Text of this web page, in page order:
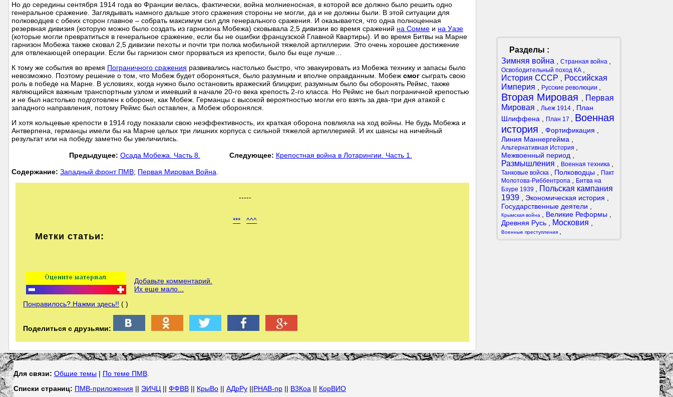
Но до середины сентября 1914 года во Франции велась, фактически, война молниеносная, в которой все должно было решить одно
генеральное сражение. Заглядывать намного дальше этого сражения стороны не могли, да и не должны были. В этой ситуации для
полководцев с обеих сторон главное – собрать максимум сил для генерального сражения. И оказывается, что одна полноценная
резервная дивизия (которую можно было создать из гарнизона Мобежа) сковывала 2,5 дивизии во время сражений на Сомме и на Уазе
(которые могли превратиться в генеральное сражение, если бы не ошибки французской Главной Квартиры). И во время Битвы на Марне
гарнизон Мобежа также сковал 2,5 дивизии пехоты и почти три полка мобильной тяжелой артиллерии. Это очень хорошее достижение
для отвлекающей операции. Если бы гарнизон смог прорваться из крепости, было бы еще лучше…
К тому же события во время Пограничного сражения развивались настолько быстро, что эвакуировать из Мобежа технику и запасы было
невозможно. Поэтому решение о том, что Мобеж будет обороняться, было разумным и вполне оправданным. Мобежсмог сыграть свою
роль в победе на Марне. В условиях, когда нужно было остановить вражеский блицкриг, разумным было бы оборонять Реймс, также
являющийся важным транспортным узлом и имевший в начале 20-го века крепость 2-го класса. Но Реймс не был пограничной крепостью
и не был настолько подготовлен к обороне, как Мобеж. Германцы с высокой вероятностью могли его взять за два-три дня атакой с
западного направления, потому Реймс был оставлен, а Мобеж оборонялся.
И хотя кольцевые крепости в 1914 году показали свою неэффективность, их краткая оборона повлияла на ход войны. Не будь Мобежа и
Антверпена, германцы имели бы на Марне целых три лишних корпуса с сильной тяжелой артиллерией. И их шансы на ничейный
результат или на победу заметно бы увеличились.
Предыдущее: Осада Мобежа. Часть 8. Следующее: Крепостная война в Лотарингии. Часть 1.
Cодержание: Западный фронт ПМВ; Первая Мировая Война
-----
*** ^^^
Метки статьи:
Добавьте комментарий.
Их еще мало...
Понравилось? Нажми здесь!! ( )
Поделиться с друзьями:
Разделы :
Зимняя война
Странная война
Освободительный поход КА
История СССР
Российская
Империя
Русские революции
Вторая Мировая
Первая
Мировая
Льеж 1914
План
Шлиффена
План 17
Военная
история
Фортификация
Линия Маннергейма
Альтернативная История
Межвоенный период
Размышления Военная техника
Танковые войска Полководцы
Пакт
Молотова-Риббентропа
Битва на
Бзуре 1939
Польская кампания
1939
Экономическая история
Государственные деятели
Крымская война Великие Реформы
Древняя Русь
Московия
Военные преступления
Для связи: Общие темы | По теме ПМВ.
Списки страниц: ПМВ-приложения || ЭИЧЦ || ФФВВ|| КрыВо|| АДрРу||РНАВ-пр|| В3Коа || КорВИО